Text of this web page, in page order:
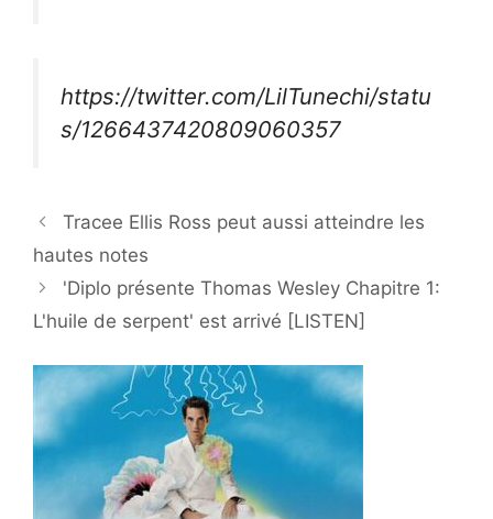
https://twitter.com/LilTunechi/statu
s/1266437420809060357
Tracee Ellis Ross peut aussi atteindre les
hautes notes
'Diplo présente Thomas Wesley Chapitre 1:
L'huile de serpent' est arrivé [LISTEN]